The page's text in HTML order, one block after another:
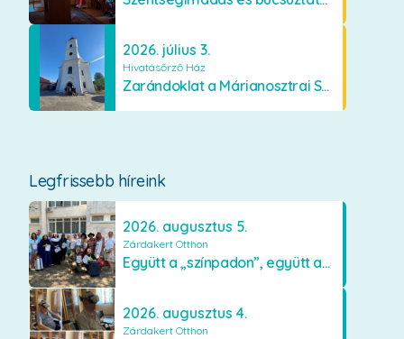
2026. július 3.
Hivatásőrző Ház
Zarándoklat a Márianosztrai Szűzanyához
Legfrissebb híreink
2026. augusztus 5.
Zárdakert Otthon
Együtt a „színpadon”, együtt az élményekért 🎭✨
2026. augusztus 4.
Zárdakert Otthon